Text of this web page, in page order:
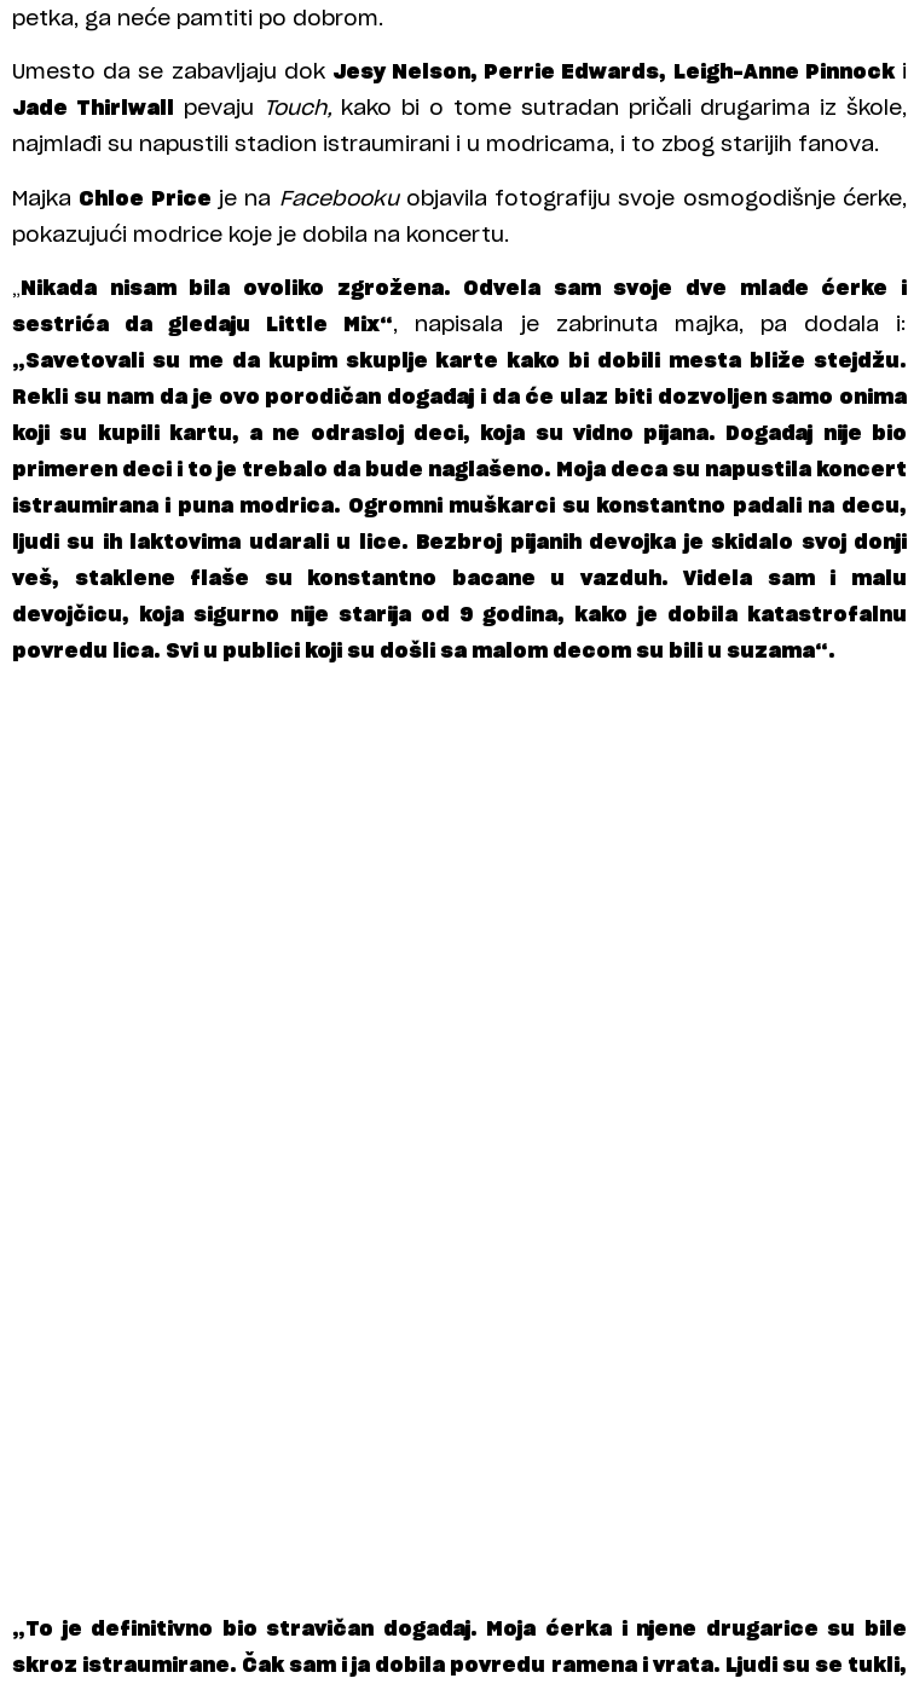
petka, ga neće pamtiti po dobrom.
Umesto da se zabavljaju dok Jesy Nelson, Perrie Edwards, Leigh-Anne Pinnocki
Jade Thirlwall
pevaju Touch, kako bi o tome sutradan pričali drugarima iz škole,
najmlađi su napustili stadion istraumirani i u modricama, i to zbog starijih fanova.
Majka Chloe Price je na Facebookuobjavila fotografiju svoje osmogodišnje ćerke,
pokazujući modrice koje je dobila na koncertu.
„ Nikada nisam bila ovoliko zgrožena. Odvela sam svoje dve mlađe ćerke i
sestrića da gledaju Little Mix“, napisala je zabrinuta majka, pa dodala i:
„Savetovali su me da kupim skuplje karte kako bi dobili mesta bliže stejdžu.
Rekli su nam da je ovo porodičan događaj i da će ulaz biti dozvoljen samo onima
koji su kupili kartu, a ne odrasloj deci, koja su vidno pijana. Događaj nije bio
primeren deci i to je trebalo da bude naglašeno. Moja deca su napustila koncert
istraumirana i puna modrica. Ogromni muškarci su konstantno padali na decu,
ljudi su ih laktovima udarali u lice. Bezbroj pijanih devojka je skidalo svoj donji
veš, staklene flaše su konstantno bacane u vazduh. Videla sam i malu
devojčicu, koja sigurno nije starija od 9 godina, kako je dobila katastrofalnu
povredu lica. Svi u publici koji su došli sa malom decom su bili u suzama“.
„To je definitivno bio stravičan događaj. Moja ćerka i njene drugarice su bile
skroz istraumirane. Čak sam i ja dobila povredu ramena i vrata. Ljudi su se tukli,